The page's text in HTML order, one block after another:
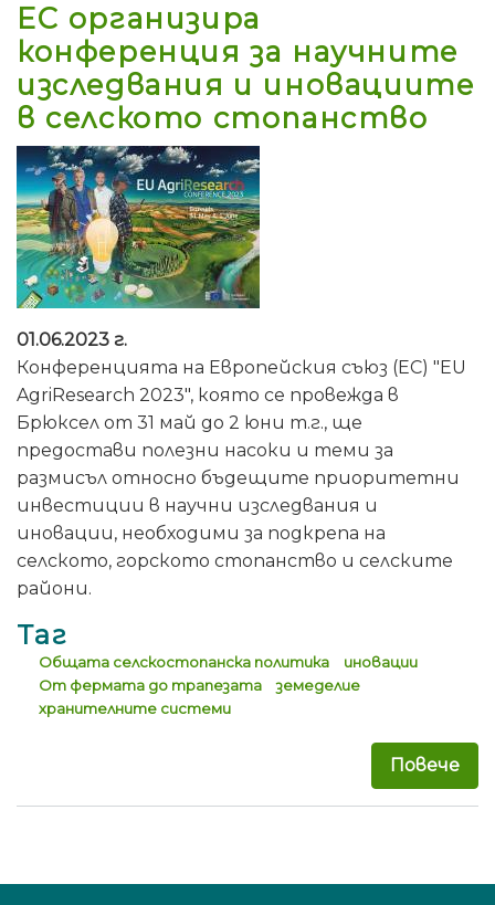
ЕС организира
конференция за научните
изследвания и иновациите
в селското стопанство
01.06.2023 г.
Конференцията на Европейския съюз (ЕС) "EU
AgriResearch 2023", която се провежда в
Брюксел от 31 май до 2 юни т.г., ще
предостави полезни насоки и теми за
размисъл относно бъдещите приоритетни
инвестиции в научни изследвания и
иновации, необходими за подкрепа на
селското, горското стопанство и селските
райони.
Таг
Общата селскостопанска политика
иновации
От фермата до трапезата
земеделие
хранителните системи
Повече